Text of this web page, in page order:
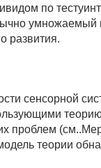
по
умножаемый
развития.
сенсорной
проблем
теории